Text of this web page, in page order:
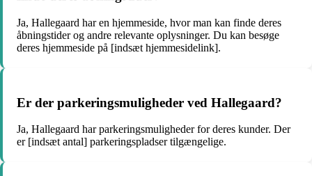
Ja, Hallegaard har en hjemmeside, hvor man kan finde deres
åbningstider og andre relevante oplysninger. Du kan besøge
deres hjemmeside på [indsæt hjemmesidelink].
Er der parkeringsmuligheder ved Hallegaard?
Ja, Hallegaard har parkeringsmuligheder for deres kunder. Der
er [indsæt antal] parkeringspladser tilgængelige.